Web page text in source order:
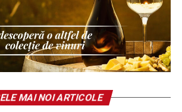
σε μια περίοδο όπου ζητήματα
ταυτότητα, η ασφάλεια και η
στο επίκεντρο των δημόσιων
την Ευρώπη.
πολιτικά γεγονότα της χρονιάς
Δημοκρατία και την κυπριακή διασπορά.
MAI NOI ARTICOLE